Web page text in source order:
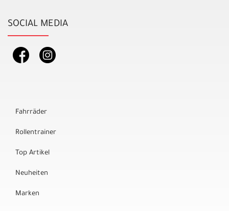
SOCIAL MEDIA
Fahrräder
Rollentrainer
Top Artikel
Neuheiten
Marken